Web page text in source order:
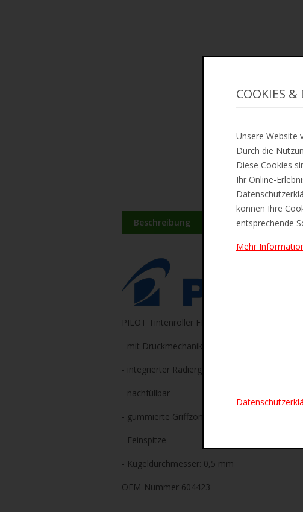
COOKIES &
Unsere Website
Durch die
Diese Cookies
Ihr Online-
können Ihre
entsprechende
Mehr
Beschreibung Zusätzliche
PILOT Tintenroller FRIXION POINT CLICKER
- mit Druckmechanik: mit Clip, der per "Klick"
- integrierter Radiergummi
- nachfüllbar
- gummierte Griffzone
- Feinspitze
- Kugeldurchmesser: 0,5 mm
OEM-Nummer 604423